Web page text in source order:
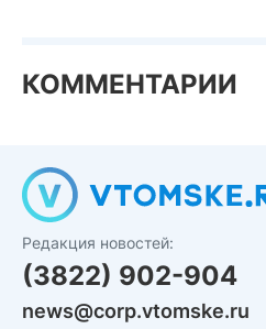
КОММЕНТАРИИ
Редакция новостей:
(3822) 902-904
news@corp.vtomske.ru